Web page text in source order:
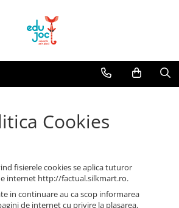
Cookies
fisierele cookies se aplica tuturor
internet http://factual.silkmart.ro.
in continuare au ca scop informarea
de internet cu privire la plasarea,